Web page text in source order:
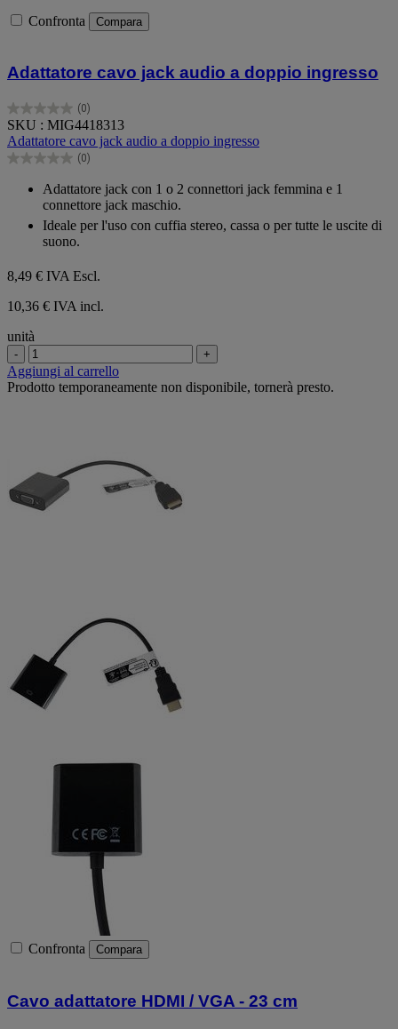
Confronta Compara
Adattatore cavo jack audio a doppio ingresso
(0)
0.0
su
5
stelle.
SKU : MIG4418313
Adattatore cavo jack audio a doppio ingresso
(0)
0.0
Adattatore jack con 1 o 2 connettori jack femmina e 1
connettore jack maschio.
Ideale per l'uso con cuffia stereo, cassa o per tutte le uscite di
suono.
8,49 € IVA Escl.
10,36 € IVA incl.
unità
- +
Aggiungi al carrello
Prodotto temporaneamente non disponibile, tornerà presto.
Confronta Compara
Cavo adattatore HDMI / VGA - 23 cm